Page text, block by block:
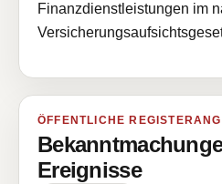
Finanzdienstleistungen im
ÖFFENTLICHE
Ereignisse